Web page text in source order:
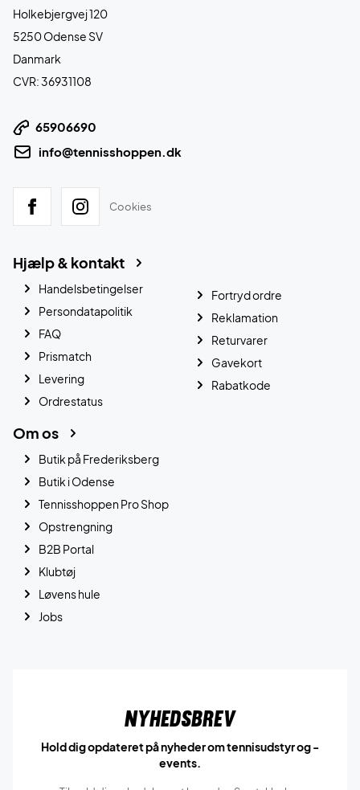
Holkebjergvej 120
5250 Odense SV
Danmark
CVR: 36931108
65906690
info@tennisshoppen.dk
Cookies
Hjælp & kontakt
Handelsbetingelser
Persondatapolitik
FAQ
Prismatch
Levering
Ordrestatus
Fortryd ordre
Reklamation
Returvarer
Gavekort
Rabatkode
Om os
Butik på Frederiksberg
Butik i Odense
Tennisshoppen Pro Shop
Opstrengning
B2B Portal
Klubtøj
Løvens hule
Jobs
Nyhedsbrev
Hold dig opdateret på nyheder om tennisudstyr og -
events.